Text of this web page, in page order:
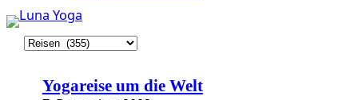
K
Yogareise um die Welt